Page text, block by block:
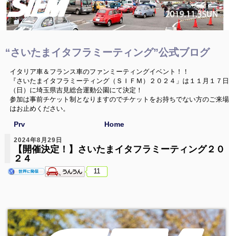
“さいたまイタフラミーティング”公式ブログ
イタリア車＆フランス車のファンミーティングイベント！！
『さいたまイタフラミーティング（ＳＩＦＭ）２０２４」は１１月１７日
（日）に埼玉県吉見総合運動公園にて決定！
参加は事前チケット制となりますのでチケットをお持ちでない方のご来場
はお止めください。
Prv Home
2024年8月29日
【開催決定！】さいたまイタフラミーティング２０
２４
11